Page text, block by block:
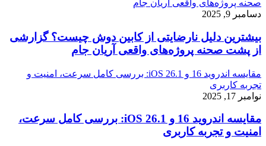
صحنه پروژه‌های واقعی آریان جام
دسامبر 9, 2025
بیشترین دلیل نارضایتی از کابین دوش چیست؟ گزارشی
از پشت صحنه پروژه‌های واقعی آریان جام
مقایسه اندروید 16 و iOS 26.1: بررسی کامل سرعت، امنیت و
تجربه کاربری
نوامبر 17, 2025
مقایسه اندروید 16 و iOS 26.1: بررسی کامل سرعت،
امنیت و تجربه کاربری